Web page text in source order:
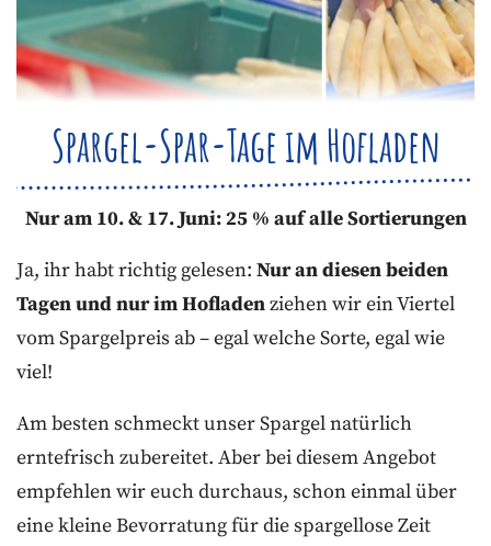
Spargel-Spar-Tage im Hofladen
Nur am 10. & 17. Juni: 25 % auf alle Sortierungen
Ja, ihr habt richtig gelesen: Nur an diesen beiden
Tagen und nur im Hofladenziehen wir ein Viertel
vom Spargelpreis ab – egal welche Sorte, egal wie
viel!
Am besten schmeckt unser Spargel natürlich
erntefrisch zubereitet. Aber bei diesem Angebot
empfehlen wir euch durchaus, schon einmal über
eine kleine Bevorratung für die spargellose Zeit